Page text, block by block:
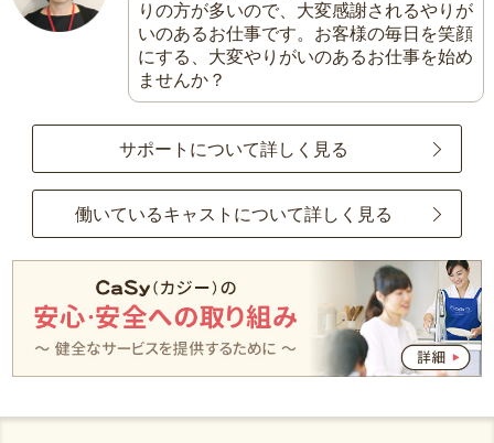
りの方が多いので、大変感謝されるやりが
いのあるお仕事です。お客様の毎日を笑顔
にする、大変やりがいのあるお仕事を始め
ませんか？
サポートについて詳しく見る
働いているキャストについて詳しく見る